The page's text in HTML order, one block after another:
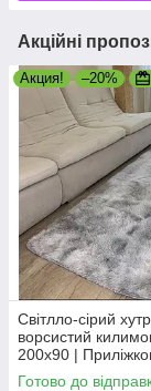
Акційні
Акция! –20%
Світлло-сірий
ворсистий
200х90 |
килимок з довгим
Готово до